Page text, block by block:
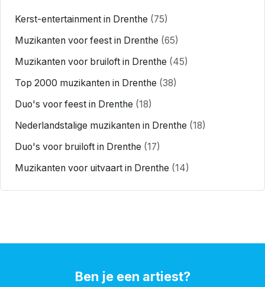
Kerst-entertainment in Drenthe (75)
Muzikanten voor feest in Drenthe (65)
Muzikanten voor bruiloft in Drenthe (45)
Top 2000 muzikanten in Drenthe (38)
Duo's voor feest in Drenthe (18)
Nederlandstalige muzikanten in Drenthe (18)
Duo's voor bruiloft in Drenthe (17)
Muzikanten voor uitvaart in Drenthe (14)
Ben je een artiest?